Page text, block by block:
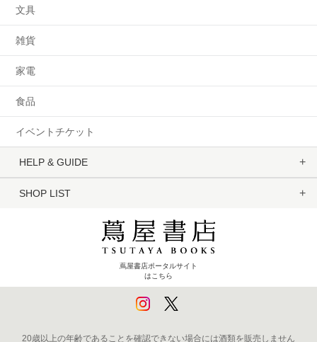
文具
雑貨
家電
食品
イベントチケット
HELP & GUIDE
SHOP LIST
蔦屋書店ポータルサイト
はこちら
20歳以上の年齢であることを確認できない場合には酒類を販売しません